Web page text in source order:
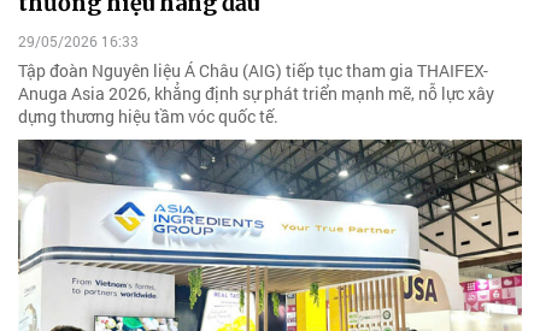
29/05/2026 16:33
Tập đoàn Nguyên liệu Á Châu (AIG) tiếp tục tham gia THAIFEX-
Anuga Asia 2026, khẳng định sự phát triển mạnh mẽ, nỗ lực xây
dựng thương hiệu tầm vóc quốc tế.